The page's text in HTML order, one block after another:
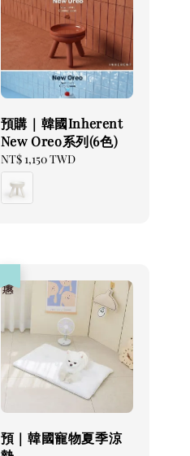
預購｜韓國Inherent
New Oreo系列(6色)
Regular
price
NT$ 1,150 TWD
預｜韓國寵物夏季涼